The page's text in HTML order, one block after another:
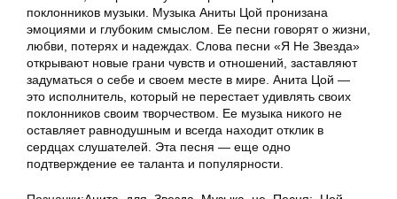
поклонников музыки. Музыка Аниты Цой пронизана
эмоциями и глубоким смыслом. Ее песни говорят о жизни,
любви, потерях и надеждах. Слова песни «Я Не Звезда»
открывают новые грани чувств и отношений, заставляют
задуматься о себе и своем месте в мире. Анита Цой —
это исполнитель, который не перестает удивлять своих
поклонников своим творчеством. Ее музыка никого не
оставляет равнодушным и всегда находит отклик в
сердцах слушателей. Эта песня — еще одно
подтверждение ее таланта и популярности.